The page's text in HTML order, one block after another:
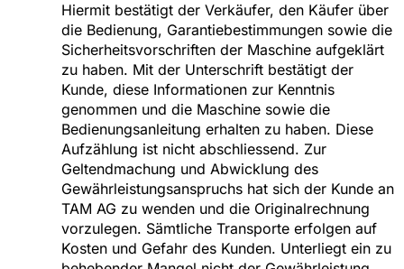
Hiermit bestätigt der Verkäufer, den Käufer über
die Bedienung, Garantiebestimmungen sowie die
Sicherheitsvorschriften der Maschine aufgeklärt
zu haben. Mit der Unterschrift bestätigt der
Kunde, diese Informationen zur Kenntnis
genommen und die Maschine sowie die
Bedienungsanleitung erhalten zu haben. Diese
Aufzählung ist nicht abschliessend. Zur
Geltendmachung und Abwicklung des
Gewährleistungsanspruchs hat sich der Kunde an
TAM AG zu wenden und die Originalrechnung
vorzulegen. Sämtliche Transporte erfolgen auf
Kosten und Gefahr des Kunden. Unterliegt ein zu